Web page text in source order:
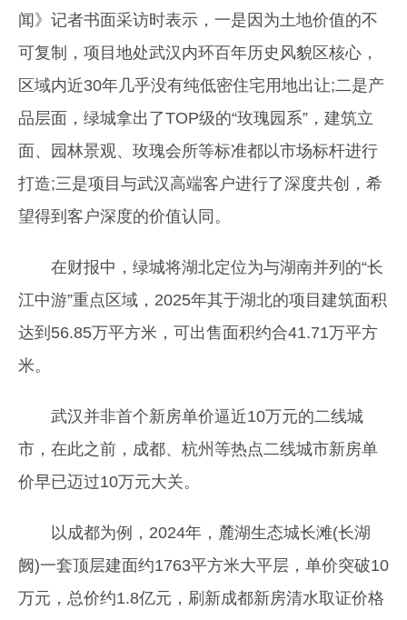
闻》记者书面采访时表示，一是因为土地价值的不
可复制，项目地处武汉内环百年历史风貌区核心，
区域内近30年几乎没有纯低密住宅用地出让;二是产
品层面，绿城拿出了TOP级的“玫瑰园系”，建筑立
面、园林景观、玫瑰会所等标准都以市场标杆进行
打造;三是项目与武汉高端客户进行了深度共创，希
望得到客户深度的价值认同。
在财报中，绿城将湖北定位为与湖南并列的“长
江中游”重点区域，2025年其于湖北的项目建筑面积
达到56.85万平方米，可出售面积约合41.71万平方
米。
武汉并非首个新房单价逼近10万元的二线城
市，在此之前，成都、杭州等热点二线城市新房单
价早已迈过10万元大关。
以成都为例，2024年，麓湖生态城长滩(长湖
阙)一套顶层建面约1763平方米大平层，单价突破10
万元，总价约1.8亿元，刷新成都新房清水取证价格